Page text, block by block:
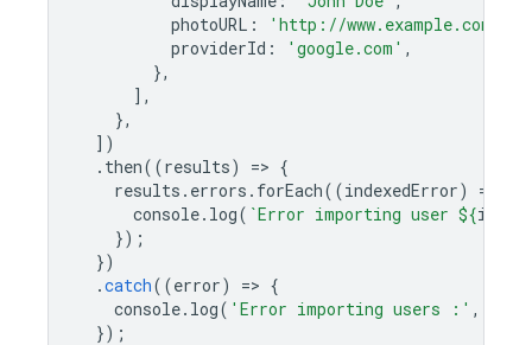
photoURL :
'http://www.example.com/
providerId : 'google.com' ,
},
],
},
])
. then((results) => {
results . errors . forEach((indexedError) =
console. log( `Error importing user ${
});
})
.catch((error) => {
console. log( 'Error importing users :' ,
});